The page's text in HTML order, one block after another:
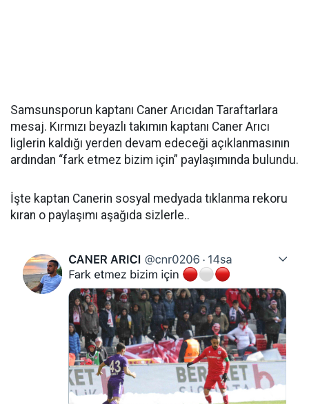
Samsunsporun kaptanı Caner Arıcıdan Taraftarlara
mesaj. Kırmızı beyazlı takımın kaptanı Caner Arıcı
liglerin kaldığı yerden devam edeceği açıklanmasının
ardından “fark etmez bizim için” paylaşımında bulundu.
İşte kaptan Canerin sosyal medyada tıklanma rekoru
kıran o paylaşımı aşağıda sizlerle..